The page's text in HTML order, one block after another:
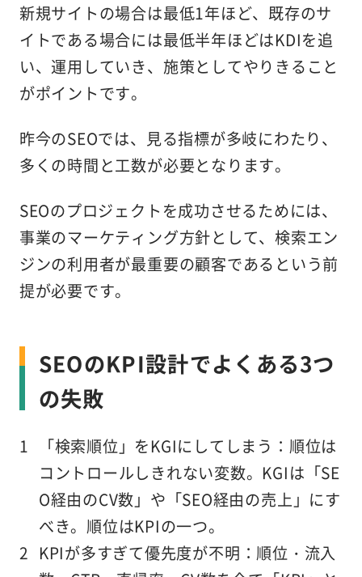
新規サイトの場合は最低1年ほど、既存のサ
イトである場合には最低半年ほどはKDIを追
い、運用していき、施策としてやりきること
がポイントです。
昨今のSEOでは、見る指標が多岐にわたり、
多くの時間と工数が必要となります。
SEOのプロジェクトを成功させるためには、
事業のマーケティング方針として、検索エン
ジンの利用者が最重要の顧客であるという前
提が必要です。
SEOのKPI設計でよくある3つ
の失敗
「検索順位」をKGIにしてしまう ：順位は
コントロールしきれない変数。KGIは「SE
O経由のCV数」や「SEO経由の売上」にす
べき。順位はKPIの一つ。
KPIが多すぎて優先度が不明 ：順位・流入